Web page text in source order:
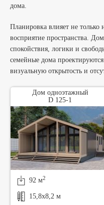
дома.
Планировка влияет не только
восприятие пространства.
спокойствия, логики и
семейные дома
визуальную открытость и
Дом одноэтажный
D 125-1
92 м2
15,8х8,2 м